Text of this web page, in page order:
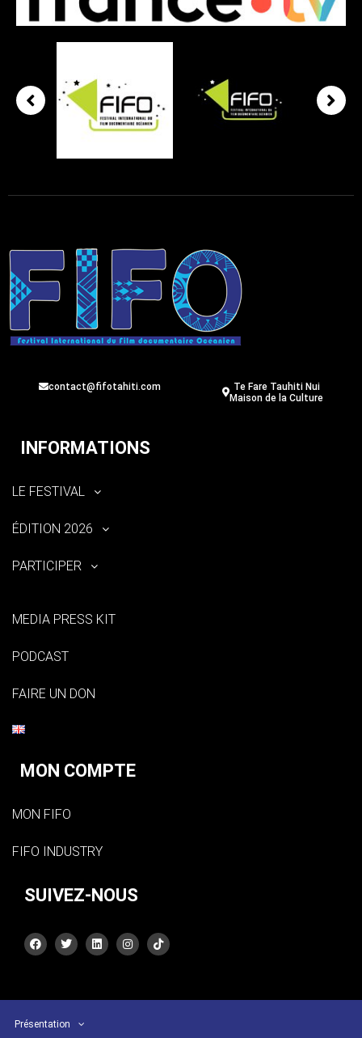
contact@fifotahiti.com
Te Fare Tauhiti Nui
Maison de la Culture
INFORMATIONS
LE FESTIVAL
ÉDITION 2026
PARTICIPER
MEDIA PRESS KIT
PODCAST
FAIRE UN DON
MON COMPTE
MON FIFO
FIFO INDUSTRY
SUIVEZ-NOUS
Présentation